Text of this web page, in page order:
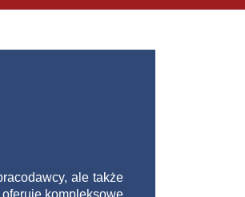
ale także
kompleksowe